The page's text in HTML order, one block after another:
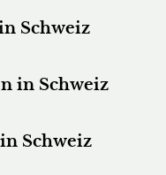
Schweiz
in Schweiz
Schweiz